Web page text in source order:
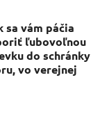
sa vám páčia
ľubovoľnou
do schránky
vo verejnej